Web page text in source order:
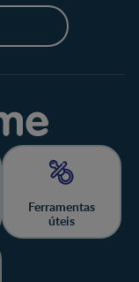
Ferramentas
úteis